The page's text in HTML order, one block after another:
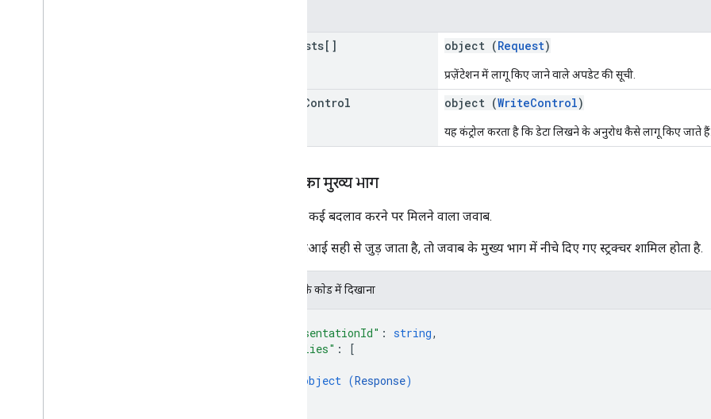
requests[] object (Request)
प्रज़ेंटेशन में लागू किए जाने वाले अपडेट की सूची.
Control object (WriteControl)
यह कंट्रोल करता है कि डेटा लिखने के अनुरोध कैसे लागू किए जाते
जवाब का मुख्य भाग
एक साथ कई बदलाव करने पर मिलने वाला जवाब.
अगर एपीआई सही से जुड़ जाता है, ताे जवाब के मुख्य भाग में नीचे दिए गए स्ट्रक्चर शामिल होता है.
JSON के काेड में दिखाना
"presentationId" : string,
"replies" :
[
object (Response)